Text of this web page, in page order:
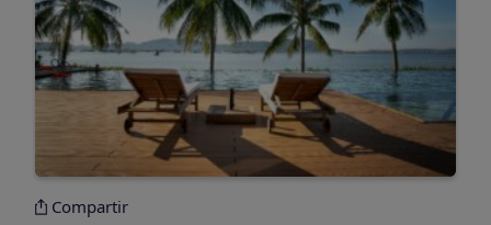
Compartir